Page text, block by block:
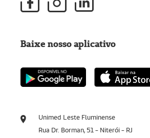
Unimed Leste Fluminense
Rua Dr. Borman, 51 - Niterói - RJ
Baixe nosso aplicativo